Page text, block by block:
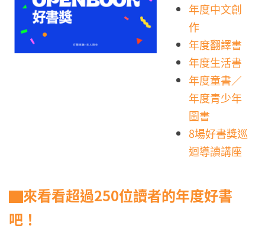
年度中文創
作
年度翻譯書
年度生活書
年度童書／
年度青少年
圖書
8場好書獎巡
迴導讀講座
▇來看看超過250位讀者的年度好書
吧！